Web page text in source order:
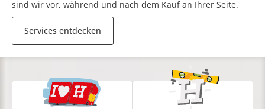
sind wir vor, während und nach dem Kauf an Ihrer Seite.
Services entdecken